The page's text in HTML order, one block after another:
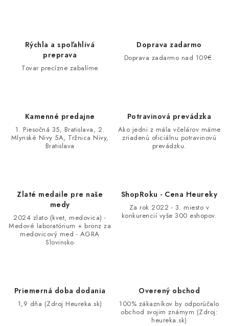
s
Rýchla a spoľahlivá
preprava
Tovar precízne zabalíme
Doprava zadarmo
Doprava zadarmo nad 109€.
Kamenné predajne
1. Piesočná 35, Bratislava, 2.
Mlynské Nivy 5A, Tržnica Nivy,
Bratislava
Potravinová prevádzka
Ako jedni z mála včelárov máme
zriadenú oficiálnu potravinovú
prevádzku.
Zlaté medaile pre naše
medy
2024 zlato (kvet, medovica) -
Medové laboratórium + bronz za
medovicový med - AGRA
Slovinsko
ShopRoku - Cena Heureky
Za rok 2022 - 3. miesto v
konkurencií vyše 300 eshopov.
Priemerná doba dodania
1,9 dňa (Zdroj Heureka.sk)
Overený obchod
100% zákazníkov by odporúčalo
obchod svojim známym (Zdroj:
heureka.sk)